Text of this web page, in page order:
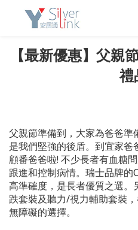
【最新優惠】父親
禮
父親節準備到，大家為爸爸準
是我們堅強的後盾。到宜家
顧番爸爸啦! 不少長者有血糖
跟進和控制病情。瑞士品牌
高準確度，是長者優質之選
跌套裝及聽力/視力輔助套裝
無障礙的選擇。